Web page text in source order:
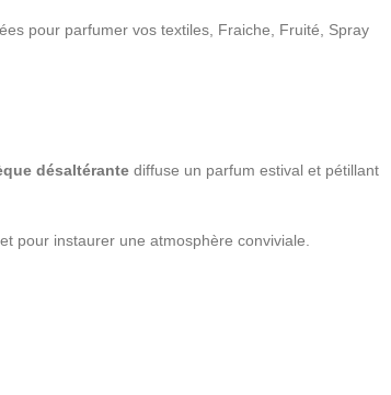
pour parfumer vos textiles Fraiche Fruité Spray
désaltérante diffuse un parfum estival et pétillant
pour instaurer une atmosphère conviviale.